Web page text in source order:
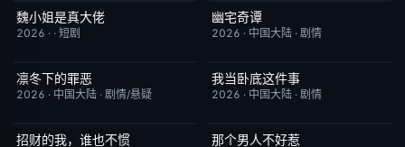
完结
魏小姐是真大佬
2026 · · 短剧
更新至第15集
幽宅奇谭
2026 · 中国大陆 · 剧情
更新至第18集
凛冬下的罪恶
2026 · 中国大陆 · 剧情/悬疑
已完结
我当卧底这件事
2026 · 中国大陆 · 剧情
完结
招财的我，谁也不惯 完结
那个男人不好惹